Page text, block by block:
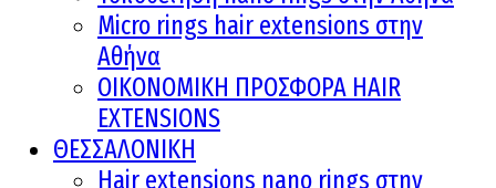
Micro rings hair extensions στην
Αθήνα
ΟΙΚΟΝΟΜΙΚΗ ΠΡΟΣΦΟΡΑ HAIR
EXTENSIONS
ΘΕΣΣΑΛΟΝΙΚΗ
Hair extensions nano rings στην